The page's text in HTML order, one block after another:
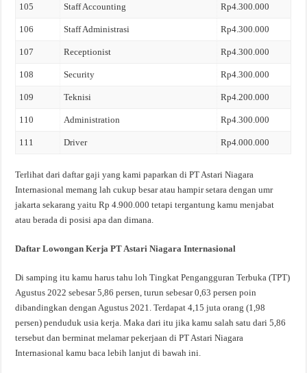
105 Staff Accounting Rp4.300.000
106 Staff Administrasi Rp4.300.000
107 Receptionist Rp4.300.000
108 Security Rp4.300.000
109 Teknisi Rp4.200.000
110 Administration Rp4.300.000
111 Driver Rp4.000.000
Terlihat dari daftar gaji yang kami paparkan di PT Astari Niagara
Internasional memang lah cukup besar atau hampir setara dengan umr
jakarta sekarang yaitu Rp 4.900.000 tetapi tergantung kamu menjabat
atau berada di posisi apa dan dimana.
Daftar Lowongan Kerja PT Astari Niagara Internasional
Di samping itu kamu harus tahu loh Tingkat Pengangguran Terbuka (TPT)
Agustus 2022 sebesar 5,86 persen, turun sebesar 0,63 persen poin
dibandingkan dengan Agustus 2021. Terdapat 4,15 juta orang (1,98
persen) penduduk usia kerja. Maka dari itu jika kamu salah satu dari 5,86
tersebut dan berminat melamar pekerjaan di PT Astari Niagara
Internasional kamu baca lebih lanjut di bawah ini.